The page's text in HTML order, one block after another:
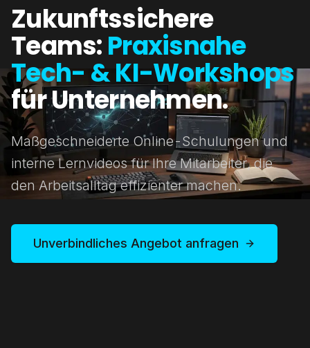
Zukunftssichere
Teams:Praxisnahe
Tech- & KI-Workshops
für Unternehmen.
Maßgeschneiderte Online-Schulungen und
interne Lernvideos für Ihre Mitarbeiter, die
den Arbeitsalltag effizienter machen.
Unverbindliches Angebot anfragen